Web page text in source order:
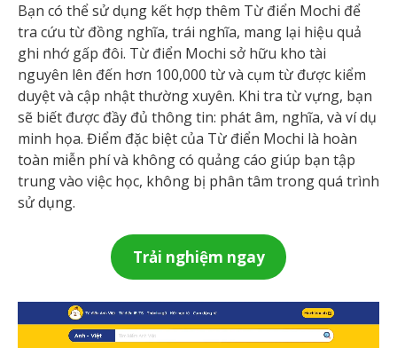
Bạn có thể sử dụng kết hợp thêm Từ điển Mochi để
tra cứu từ đồng nghĩa, trái nghĩa, mang lại hiệu quả
ghi nhớ gấp đôi. Từ điển Mochi sở hữu kho tài
nguyên lên đến hơn 100,000 từ và cụm từ được kiểm
duyệt và cập nhật thường xuyên. Khi tra từ vựng, bạn
sẽ biết được đầy đủ thông tin: phát âm, nghĩa, và ví dụ
minh họa. Điểm đặc biệt của Từ điển Mochi là hoàn
toàn miễn phí và không có quảng cáo giúp bạn tập
trung vào việc học, không bị phân tâm trong quá trình
sử dụng.
Trải nghiệm ngay